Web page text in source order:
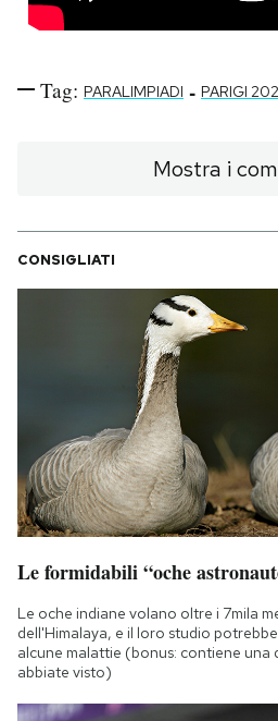
Tag: PARALIMPIADI - PARIGI
Mostra i
CONSIGLIATI
Le formidabili “oche
Le oche indiane volano oltre i 7mila
dell'Himalaya, e il loro studio
alcune malattie (bonus: contiene una
abbiate visto)